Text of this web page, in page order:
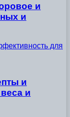
и
и
для
и
и